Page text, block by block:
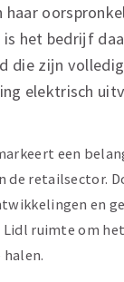
haar
is het bedrijf
die zijn
elektrisch
een
de retailsector.
en
ruimte om
halen.